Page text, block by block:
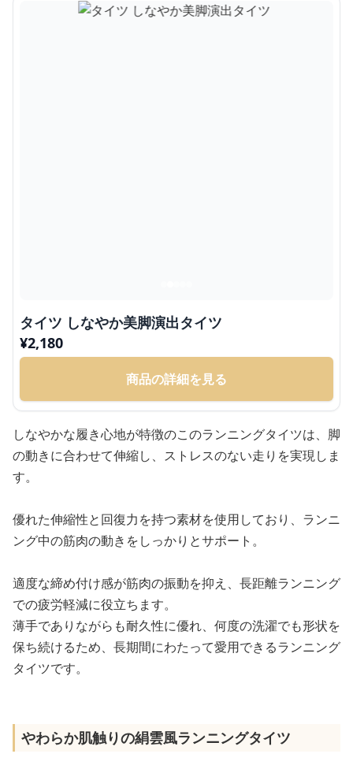
タイツ しなやか美脚演出タイツ
¥2,180
商品の詳細を見る
しなやかな履き心地が特徴のこのランニングタイツは、脚
の動きに合わせて伸縮し、ストレスのない走りを実現しま
す。
優れた伸縮性と回復力を持つ素材を使用しており、ランニ
ング中の筋肉の動きをしっかりとサポート。
適度な締め付け感が筋肉の振動を抑え、長距離ランニング
での疲労軽減に役立ちます。
薄手でありながらも耐久性に優れ、何度の洗濯でも形状を
保ち続けるため、長期間にわたって愛用できるランニング
タイツです。
やわらか肌触りの絹雲風ランニングタイツ